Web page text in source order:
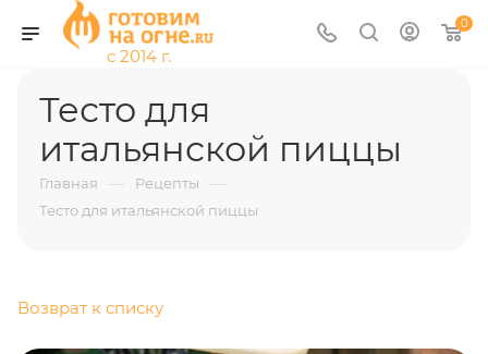
0
Тесто для
итальянской пиццы
Главная — Рецепты —
Тесто для итальянской пиццы
Возврат к списку